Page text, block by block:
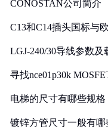
CONOSTAN公司简介
C13和C14插头国标与
LGJ-240/30导线参数及
寻找nce01p30k
电梯的尺寸有哪些规格
镀锌方管尺寸一般有哪